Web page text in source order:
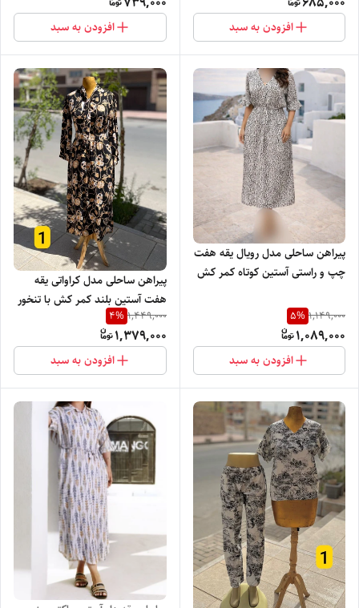
افزودن به سبد افزودن به سبد
پیراهن ساحلی مدل رویال یقه هفت
چپ و راستی آستین کوتاه کمر کش
1,149,000
5%
1,089,000
افزودن به سبد
پیراهن ساحلی مدل کراواتی یقه
هفت آستین بلند کمر کش با تنخور
فوق العاده شیک
1,449,000
4%
1,379,000
افزودن به سبد